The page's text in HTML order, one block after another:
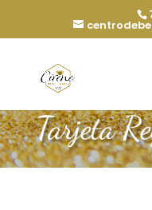
Tarjeta